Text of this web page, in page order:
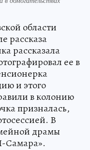
области
рассказа
рассказала
ее в
и этого
в колонию
призналась,
В
драмы
Самара».